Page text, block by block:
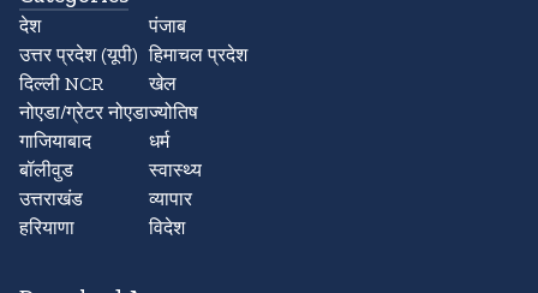
देश
उत्तर प्रदेश (यूपी)
दिल्ली NCR
नोएडा/ग्रेटर नोएडा
गाजियाबाद
बॉलीवुड
उत्तराखंड
हरियाणा
पंजाब
हिमाचल प्रदेश
खेल
ज्योतिष
धर्म
स्वास्थ्य
व्यापार
विदेश